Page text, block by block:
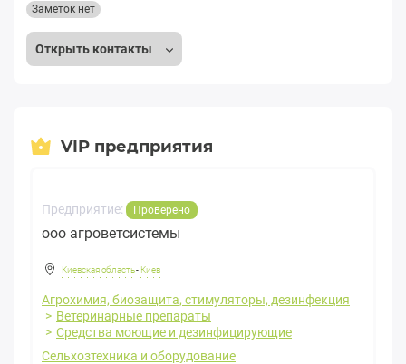
Открыть контакты
Заметок нет
VIP предприятия
Предприятие: Проверено
ооо агроветсистемы
Киевская область- Киев
Агрохимия, биозащита, стимуляторы, дезинфекция
Ветеринарные препараты
Средства моющие и дезинфицирующие
Сельхозтехника и оборудование